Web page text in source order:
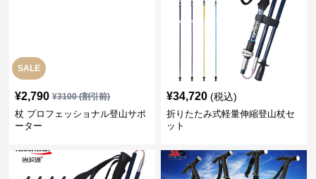
SALE
¥2,790 ¥3100(割引前)
杖 プロフェッショナル登山サポ
ーター
¥34,720 (税込)
折りたたみ式軽量伸縮登山杖セ
ット